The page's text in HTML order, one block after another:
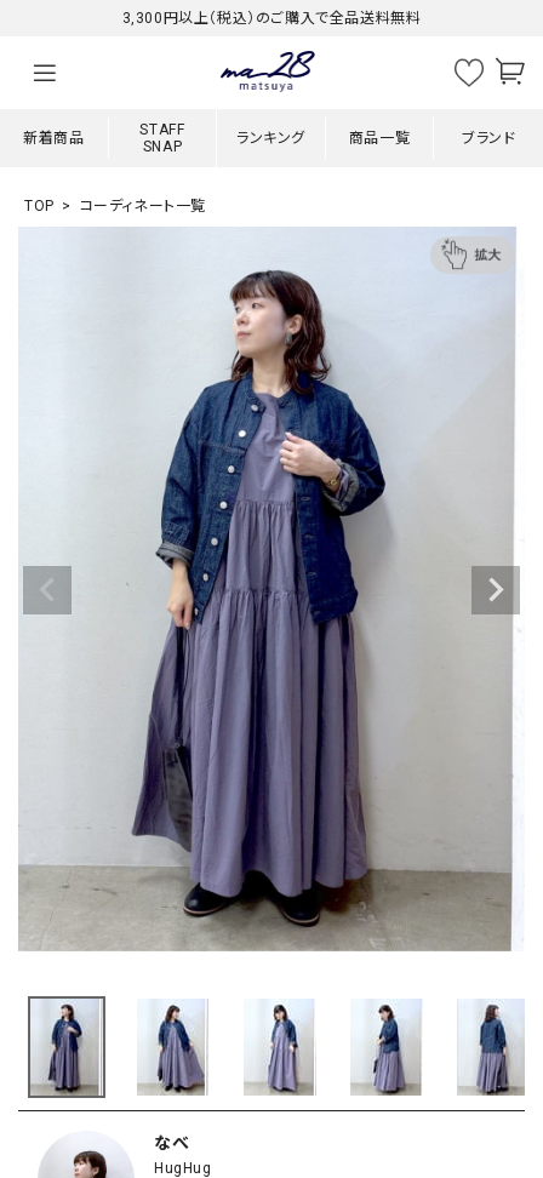
3,300円以上（税込）のご購入で全品送料無料
新着商品
STAFF
SNAP
ランキング 商品一覧 ブランド
TOP コーディネート一覧
なべ
HugHug